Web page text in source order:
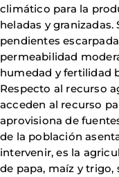
climático para la
heladas y
pendientes
permeabilidad
humedad y fertilidad
Respecto al recurso
acceden al recurso
aprovisiona de
de la población
intervenir, es la
de papa, maíz y